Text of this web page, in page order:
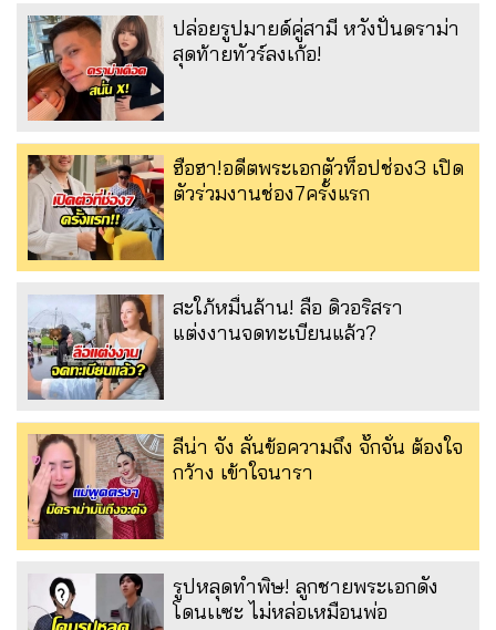
ปล่อยรูปมายด์คู่สามี หวังปั่นดราม่า
สุดท้ายทัวร์ลงเก้อ!
ฮือฮา!อดีตพระเอกตัวท็อปช่อง3 เปิด
ตัวร่วมงานช่อง7ครั้งแรก
สะใภ้หมื่นล้าน! ลือ ดิวอริสรา
แต่งงานจดทะเบียนแล้ว?
ลีน่า จัง ลั่นข้อความถึง จั๊กจั่น ต้องใจ
กว้าง เข้าใจนารา
รูปหลุดทำพิษ! ลูกชายพระเอกดัง
โดนเเซะ ไม่หล่อเหมือนพ่อ